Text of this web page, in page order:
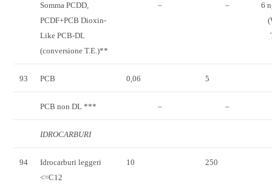
Somma PCDD,
PCDF+PCB Dioxin-
Like PCB-DL
(conversione T.E.)**
– –
6
93 PCB 0,06 5
PCB non DL *** – –
IDROCARBURI
94
Idrocarburi leggeri
<=C12
10 250